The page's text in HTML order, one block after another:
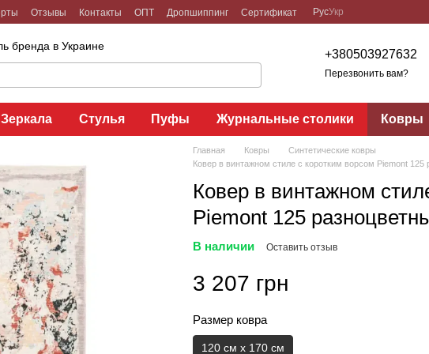
Отзывы Контакты ОПТ Дропшиппинг Сертификат РусУкр
бренда в Украине
+380503927632
Перезвонить вам?
Зеркала Стулья Пуфы Журнальные столики Ковры
Главная Ковры
Синтетические ковры
Ковер в винтажном стиле с коротким ворсом Piemont 125
Ковер в винтажном
Piemont 125
В наличии Оставить отзыв
3 207 грн
Размер ковра
120 см x 170 см